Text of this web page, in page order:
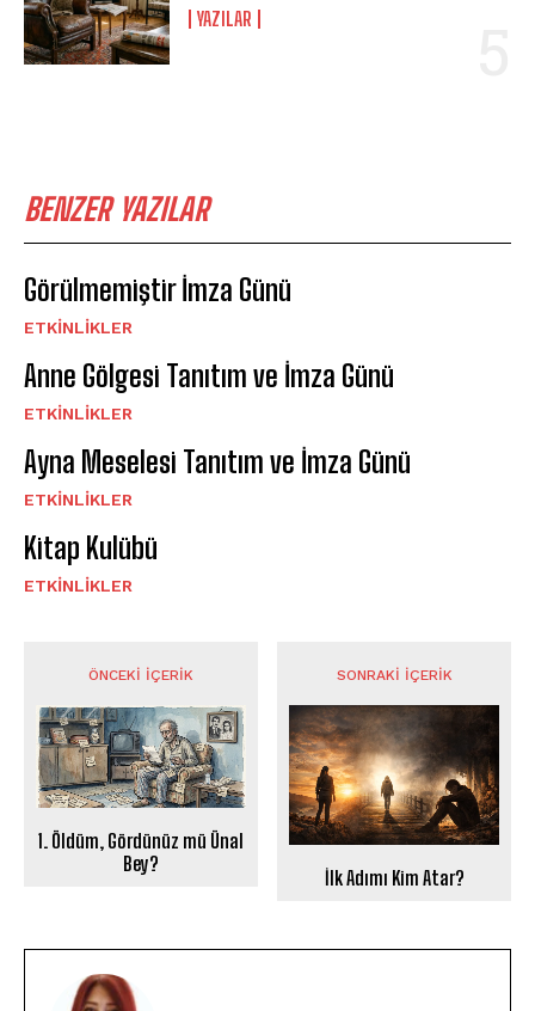
YAZILAR
BENZER YAZILAR
Görülmemiştir İmza Günü
ETKINLIKLER
Anne Gölgesi Tanıtım ve İmza Günü
ETKINLIKLER
Ayna Meselesi Tanıtım ve İmza Günü
ETKINLIKLER
Kitap Kulübü
ETKINLIKLER
ÖNCEKI İÇERIK
1. Öldüm, Gördünüz mü Ünal
Bey?
SONRAKI İÇERIK
İlk Adımı Kim Atar?